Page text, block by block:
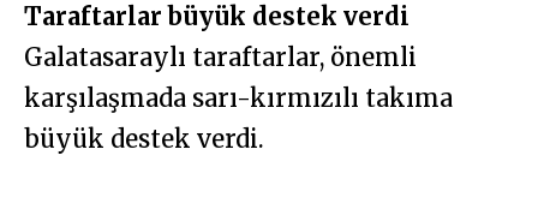
Taraftarlar büyük destek verdi
Galatasaraylı taraftarlar, önemli
karşılaşmada sarı-kırmızılı takıma
büyük destek verdi.